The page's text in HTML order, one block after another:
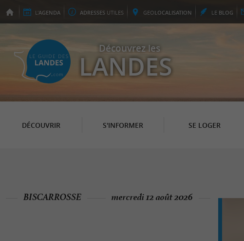
L'AGENDA ADRESSES UTILES GEOLOCALISATION LE BLOG
Découvrez les
LANDES
DÉCOUVRIR S'INFORMER SE LOGER
BISCARROSSE mercredi 12 août 2026